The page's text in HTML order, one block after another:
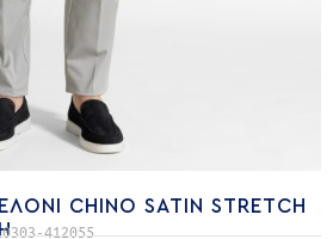
CHINO SATIN STRETCH
412055